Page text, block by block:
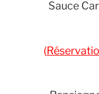
Sauce
(